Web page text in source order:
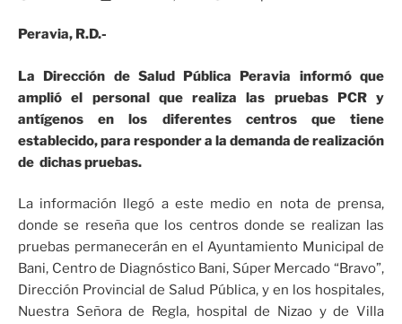
Peravia, R.D.-
La Dirección de Salud Pública Peravia informó que
amplió el personal que realiza las pruebas PCR y
antígenos en los diferentes centros que tiene
establecido, para responder a la demanda de realización
de dichas pruebas.
La información llegó a este medio en nota de prensa,
donde se reseña que los centros donde se realizan las
pruebas permanecerán en el Ayuntamiento Municipal de
Bani, Centro de Diagnóstico Bani, Súper Mercado “Bravo”,
Dirección Provincial de Salud Pública, y en los hospitales,
Nuestra Señora de Regla, hospital de Nizao y de Villa